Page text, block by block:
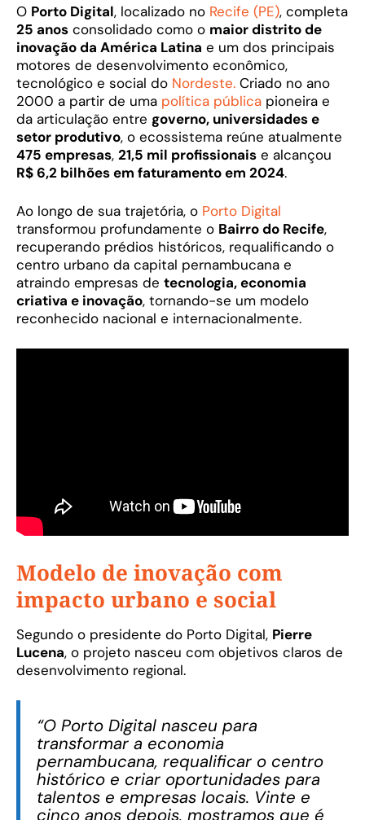
O Porto Digital, localizado no Recife (PE), completa
25 anos consolidado como o maior distrito de
inovação da América Latina e um dos principais
motores de desenvolvimento econômico,
tecnológico e social do Nordeste. Criado no ano
2000 a partir de uma política pública pioneira e
da articulação entre governo, universidades e
setor produtivo, o ecossistema reúne atualmente
475 empresas, 21,5 mil profissionais e alcançou
R$ 6,2 bilhões em faturamento em 2024.
Ao longo de sua trajetória, o Porto Digital
transformou profundamente o Bairro do Recife,
recuperando prédios históricos, requalificando o
centro urbano da capital pernambucana e
atraindo empresas de tecnologia, economia
criativa e inovação, tornando-se um modelo
reconhecido nacional e internacionalmente.
Modelo de inovação com
impacto urbano e social
Segundo o presidente do Porto Digital, Pierre
Lucena, o projeto nasceu com objetivos claros de
desenvolvimento regional.
“O Porto Digital nasceu para
transformar a economia
pernambucana, requalificar o centro
histórico e criar oportunidades para
talentos e empresas locais. Vinte e
cinco anos depois, mostramos que é